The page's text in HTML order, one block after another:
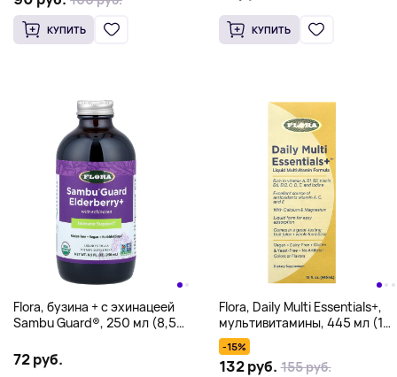
КУПИТЬ КУПИТЬ
Flora, бузина + с эхинацеей
Sambu Guard®, 250 мл (8,5
72 руб.
Flora, Daily Multi Essentials+,
мультивитамины, 445 мл (15
жидк. унций)
-15%
132 руб. 155 руб.